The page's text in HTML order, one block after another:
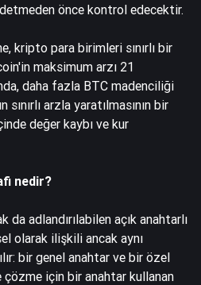
önce kontrol edecektir.
kripto para birimleri sınırlı bir
maksimum arzı 21
daha fazla BTC madenciliği
arzla yaratılmasının bir
değer kaybı ve kur
nedir?
adlandırılabilen açık anahtarlı
olarak ilişkili ancak aynı
bir genel anahtar ve bir özel
için bir anahtar kullanan